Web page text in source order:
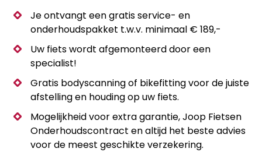
Je ontvangt een gratis service- en
onderhoudspakket t.w.v. minimaal € 189,-
Uw fiets wordt afgemonteerd door een
specialist!
Gratis bodyscanning of bikefitting voor de juiste
afstelling en houding op uw fiets.
Mogelijkheid voor extra garantie, Joop Fietsen
Onderhoudscontract en altijd het beste advies
voor de meest geschikte verzekering.